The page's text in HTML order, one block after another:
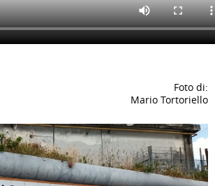
Foto di:
Mario Tortoriello